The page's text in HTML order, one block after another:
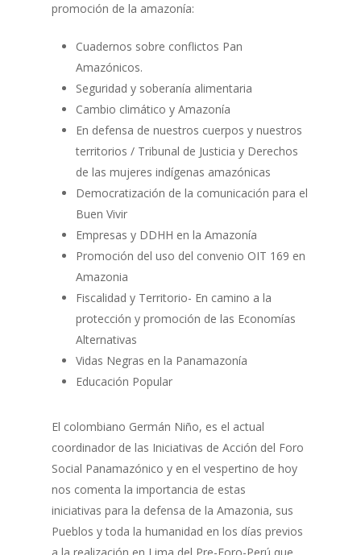
promoción de la amazonía:
Cuadernos sobre conflictos Pan
Amazónicos.
Seguridad y soberanía alimentaria
Cambio climático y Amazonía
En defensa de nuestros cuerpos y nuestros
territorios / Tribunal de Justicia y Derechos
de las mujeres indígenas amazónicas
Democratización de la comunicación para el
Buen Vivir
Empresas y DDHH en la Amazonía
Promoción del uso del convenio OIT 169 en
Amazonia
Fiscalidad y Territorio- En camino a la
protección y promoción de las Economías
Alternativas
Vidas Negras en la Panamazonía
Educación Popular
El colombiano Germán Niño, es el actual
coordinador de las Iniciativas de Acción del Foro
Social Panamazónico y en el vespertino de hoy
nos comenta la importancia de estas
iniciativas para la defensa de la Amazonia, sus
Pueblos y toda la humanidad en los días previos